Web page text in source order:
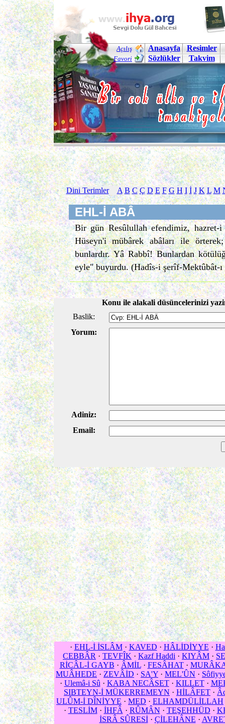
Açılış
Favori
Anasayfa
Resimler
Sözlükler
Takvim
Dini Terimler A B C Ç D E F G H I İ J K L M
EHL-İ ABÂ
Bir gün Resûlullah efendimiz, hazret-
Hüseyn'i mübârek abâları ile
bunlardır. Yâ Rabbî! Bunlardan
eyle" buyurdu. (Hadîs-i şerîf-Mektûbât-ı
Konu ile alakali düsüncelerinizi
Baslik:
Yorum:
Adiniz:
Email:
· EHL-İ İSLÂM· KAVED · HÂLİDİYYE ·
CEBBÂR · TEVFÎK · Kazf Haddi · KIYÂM ·
RİCÂL-İ GAYB · ÂMİL· FESÂHAT·
MUÂHEDE · ZEVÂİD · SA'Y · MEL'ÛN ·
· Ulemâ-i Sû · KABA NECÂSET· KILLET·
SIBTEYN-İ MÜKERREMEYN · HİLÂFET ·
ULÛM-İ DÎNİYYE · MED · ELHAMDÜLİLLAH
· TESLİM· İHFÂ · RÛMÂN · TEŞEHHÜD ·
İSRÂ SÛRESİ· ÇİLEHÂNE ·